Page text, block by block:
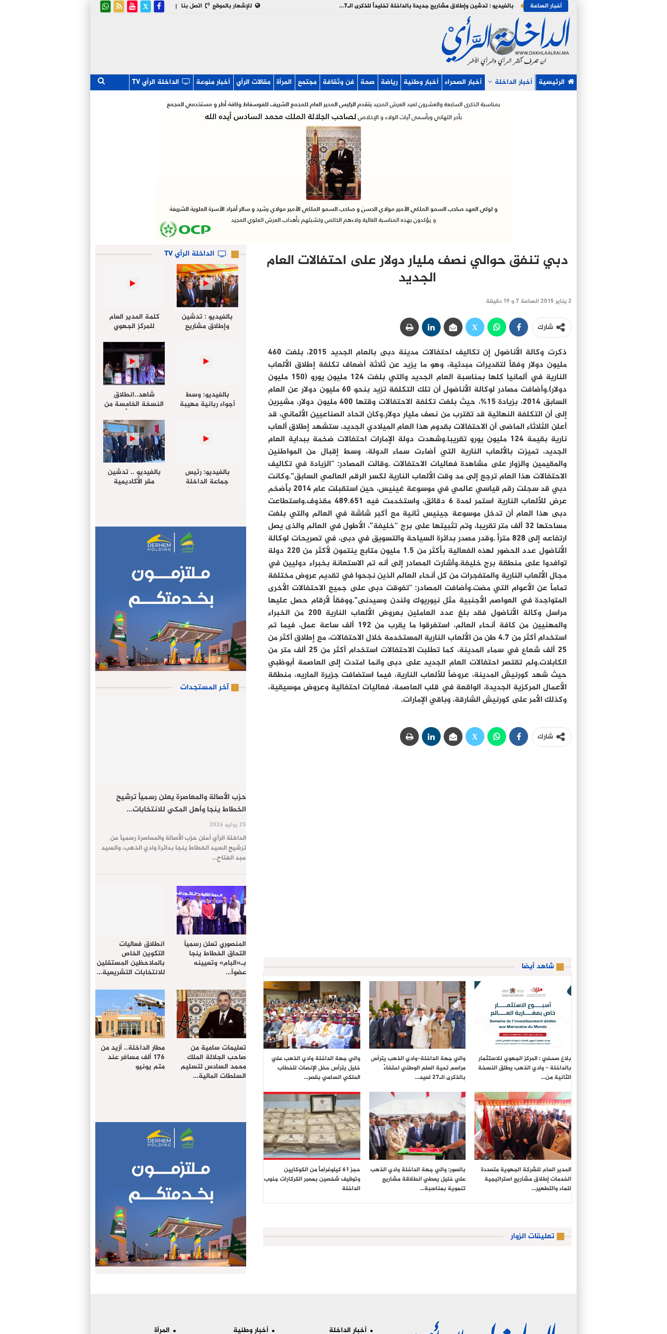
| اتصل بنا للإشهار بالموقع أخبار الساعة بالفيديو : تدشين وإطلاق مشاريع جديدة بالداخلة تخليداً للذكرى الـ27 لعيد العرش
الرئيسية أخبار الداخلة أخبار الصحراء أخبار وطنية رياضة صحة فن وثقافة مجتمع المرأة مقالات الرأي أخبار منوعة الداخلة الرأي TV
دبي تنفق حوالي نصف مليار دولار على احتفالات العام
الجديد
2 يناير 2015 الساعة 7 و 19 دقيقة
شارك
ذكرت وكالة الأناضول إن تكاليف احتفالات مدينة دبى بالعام الجديد 2015، بلغت 460
مليون دولار وفقاً لتقديرات مبدئية، وهو ما يزيد عن ثلاثة أضعاف تكلفة إطلاق الألعاب
النارية في ألمانيا كلها بمناسبة العام الجديد والتي بلغت 124 مليون يورو (150 مليون
دولار).وأضافت مصادر لوكالة الأناضول أن تلك التكلفة تزيد بنحو 60 مليون دولار عن العام
السابق 2014، بزيادة 15%، حيث بلغت تكلفة الاحتفالات وقتها 400 مليون دولار، مشيرين
إلى أن التكلفة النهائية قد تقترب من نصف مليار دولار.وكان اتحاد الصناعيين الألماني، قد
أعلن الثلاثاء الماضى أن الاحتفالات بقدوم هذا العام الميلادي الجديد، ستشهد إطلاق ألعاب
نارية بقيمة 124 مليون يورو تقريبا.وشهدت دولة الإمارات احتفالات ضخمة ببداية العام
الجديد، تميزت بالألعاب النارية التي أضاءت سماء الدولة، وسط إقبال من المواطنين
والمقيمين والزوار على مشاهدة فعاليات الاحتفالات .وقالت المصادر: “الزيادة في تكاليف
الاحتفالات هذا العام ترجع إلى مد وقت الألعاب النارية لكسر الرقم العالمي السابق”.وكانت
دبي قد سجلت رقم قياسي عالمي في موسوعة غينيس، حين استقبلت عام 2014 بأضخم
عرض للألعاب النارية استمر لمدة 6 دقائق، واستخدمت فيه 489.651 مقذوف.واستطاعت
دبى هذا العام أن تدخل موسوعة جينيس ثانية مع أكبر شاشة في العالم والتي بلغت
مساحتها 32 ألف متر تقريبا، وتم تثبيتها على برج “خليفة”، الأطول في العالم والذى يصل
ارتفاعه إلى 828 متراً .وقدر مصدر بدائرة السياحة والتسويق في دبى، في تصريحات لوكالة
الأناضول عدد الحضور لهذه الفعالية بأكثر من 1.5 مليون متابع ينتمون لأكثر من 220 دولة
توافدوا على منطقة برج خليفة.وأشارت المصادر إلى أنه تم الاستعانة بخبراء دوليين في
مجال الألعاب النارية والمتفجرات من كل أنحاء العالم الذين نجحوا في تقديم عروض مختلفة
تماماً عن الأعوام التي مضت.وأضافت المصادر: “تفوقت دبى على جميع الاحتفالات الأخرى
المتواجدة في العواصم الأجنبية مثل نيوريوك ولندن وسيدنى”.ووفقاً لأرقام حصل عليها
مراسل وكالة الأناضول فقد بلغ عدد العاملين بعروض الألعاب النارية 200 من الخبراء
والمهنيين من كافة أنحاء العالم، استغرقوا ما يقرب من 192 ألف ساعة عمل، فيما تم
استخدام أكثر من 4.7 طن من الألعاب النارية المستخدمة خلال الاحتفالات، مع إطلاق أكثر من
25 ألف شعاع في سماء المدينة، كما تطلبت الاحتفالات استخدام أكثر من 25 ألف متر من
الكابلات.ولم تقتصر احتفالات العام الجديد على دبى وانما امتدت إلى العاصمة أبوظبي
حيث شهد كورنيش المدينة، عروضاً للألعاب النارية، فيما استضافت جزيرة الماريه، منطقة
الأعمال المركزية الجديدة، الواقعة في قلب العاصمة، فعاليات احتفالية وعروض موسيقية،
وكذلك الأمر على كورنيش الشارقة، وباقي الإمارات.
شارك
شاهد أيضا
بلاغ صحفي : المركز الجهوي للاستثمار
بالداخلة – وادي الذهب يطلق النسخة
الثانية من…
والي جهة الداخلة–وادي الذهب يترأس
مراسم تحية العلم الوطني احتفاءً
بالذكرى الـ27 لعيد…
والي جهة الداخلة وادي الذهب علي
خليل يترأس حفل الإنصات للخطاب
الملكي السامي بقصر…
المدير العام للشركة الجهوية متعددة
الخدمات إطلاق مشاريع استراتيجية
للماء والتطهير…
بالصور: والي جهة الداخلة وادي الذهب
علي خليل يعطي انطلاقة مشاريع
تنموية بمناسبة…
حجز 61 كيلوغراماً من الكوكايين
وتوقيف شخصين بمعبر الكركارات جنوب
الداخلة
تعليقات الزوار
الداخلة الرأي TV
بالفيديو : تدشين
وإطلاق مشاريع
كلمة المدير العام
للمركز الجهوي
للإستثمار خلال
أشغال لإجتماع
التقييمي للجنة
الجهوية الموحد
لإستثمار بجهة
الداخلة…
بالفيديو: وسط
أجواء ربانية مهيبة
جموع المصلين
شاهد..انطلاق
النسخة الخامسة من
مهرجان “الأمداح
النبوية” المنظم من
طرف مجلس جهة
الداخلة وادي الذهب
بالفيديو: رئيس
جماعة الداخلة
الراغب حرمة الله
الامريكية
بالفيديو .. تدشين
مقر الأكاديمية
آخر المستجدات
حزب الأصالة والمعاصرة يعلن رسمياً ترشيح
الخطاط ينجا وأهل المكي للانتخابات…
25 يوليو 2026
الداخلة الرأي أعلن حزب الأصالة والمعاصرة رسمياً عن
ترشيح السيد الخطاط ينجا بدائرة وادي الذهب، والسيد
عبد الفتاح…
المنصوري تعلن رسمياً
التحاق الخطاط ينجا
بـ«البام» وتعيينه
عضواً…
انطلاق فعاليات
التكوين الخاص
بالملاحظين المستقلين
للانتخابات التشريعية…
تعليمات سامية من
صاحب الجلالة الملك
محمد السادس لتسليم
السلطات المالية…
مطار الداخلة.. أزيد من
176 ألف مسافر عند
متم يونيو
أخبار الداخلة أخبار وطنية المرأة